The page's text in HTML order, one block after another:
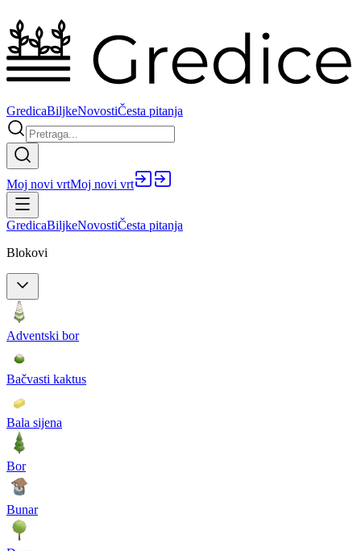
GredicaBiljkeNovostiČesta pitanja
Moj novi vrtMoj novi vrt
GredicaBiljkeNovostiČesta pitanja
Blokovi
Adventski bor
Bačvasti kaktus
Bala sijena
Bor
Bunar